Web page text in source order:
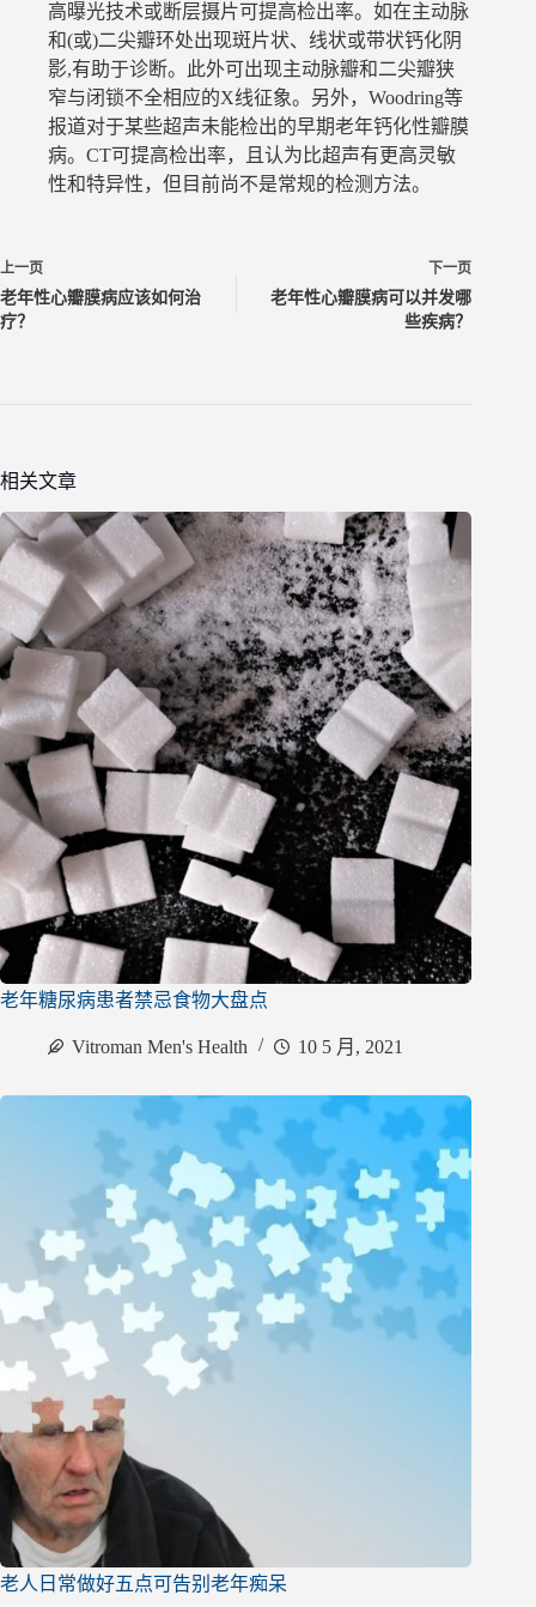
高曝光技术或断层摄片可提高检出率。如在主动脉
和(或)二尖瓣环处出现斑片状、线状或带状钙化阴
影,有助于诊断。此外可出现主动脉瓣和二尖瓣狭
窄与闭锁不全相应的X线征象。另外，Woodring等
报道对于某些超声未能检出的早期老年钙化性瓣膜
病。CT可提高检出率，且认为比超声有更高灵敏
性和特异性，但目前尚不是常规的检测方法。
上一页
老年性心瓣膜病应该如何治
疗？
下一页
老年性心瓣膜病可以并发哪
些疾病？
相关文章
老年糖尿病患者禁忌食物大盘点
Vitroman Men's Health 10 5 月, 2021
老人日常做好五点可告别老年痴呆